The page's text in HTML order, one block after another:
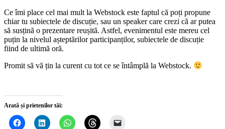
Ce îmi place cel mai mult la Webstock este faptul că poți propune
chiar tu subiectele de discuție, sau un speaker care crezi că ar putea
să susțină o prezentare reușită. Astfel, evenimentul este mereu cel
puțin la nivelul așteptărilor participanților, subiectele de discuție
fiind de ultimă oră.
Promit să vă țin la curent cu tot ce se întâmplă la Webstock.
Arată și prietenilor tăi: